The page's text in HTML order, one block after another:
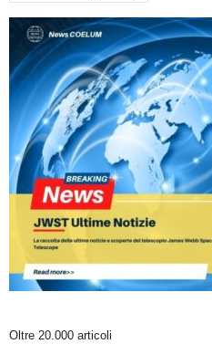
Oltre 20.000 articoli